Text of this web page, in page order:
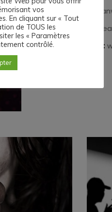
2
Website:
vos
En cliquant sur « Tout
de TOUS les
les « Paramètres
contrôlé.